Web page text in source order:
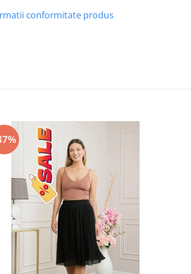
conformitate produs